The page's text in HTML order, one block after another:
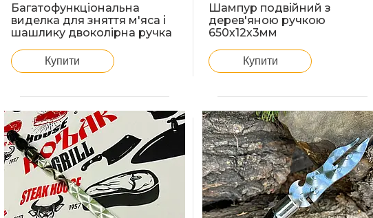
Багатофункціональна
виделка для зняття м'яса і
шашлику двоколірна ручка
Купити
Шампур подвійний з
дерев'яною ручкою
650х12х3мм
Купити